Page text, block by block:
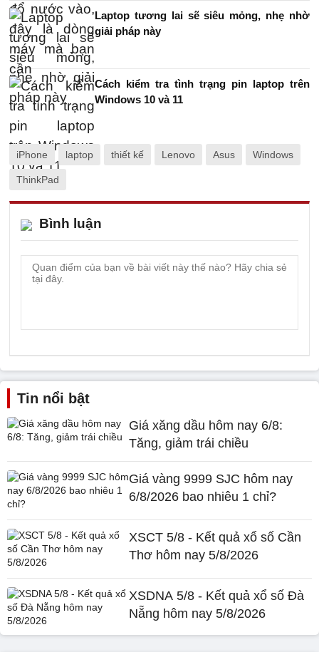
Laptop tương lai sẽ siêu mỏng, nhẹ nhờ
giải pháp này
Cách kiểm tra tình trạng pin laptop trên
Windows 10 và 11
iPhone laptop thiết kế Lenovo Asus Windows
ThinkPad
Bình luận
Tin nổi bật
Giá xăng dầu hôm nay 6/8:
Tăng, giảm trái chiều
Giá vàng 9999 SJC hôm nay
6/8/2026 bao nhiêu 1 chỉ?
XSCT 5/8 - Kết quả xổ số Cần
Thơ hôm nay 5/8/2026
XSDNA 5/8 - Kết quả xổ số Đà
Nẵng hôm nay 5/8/2026